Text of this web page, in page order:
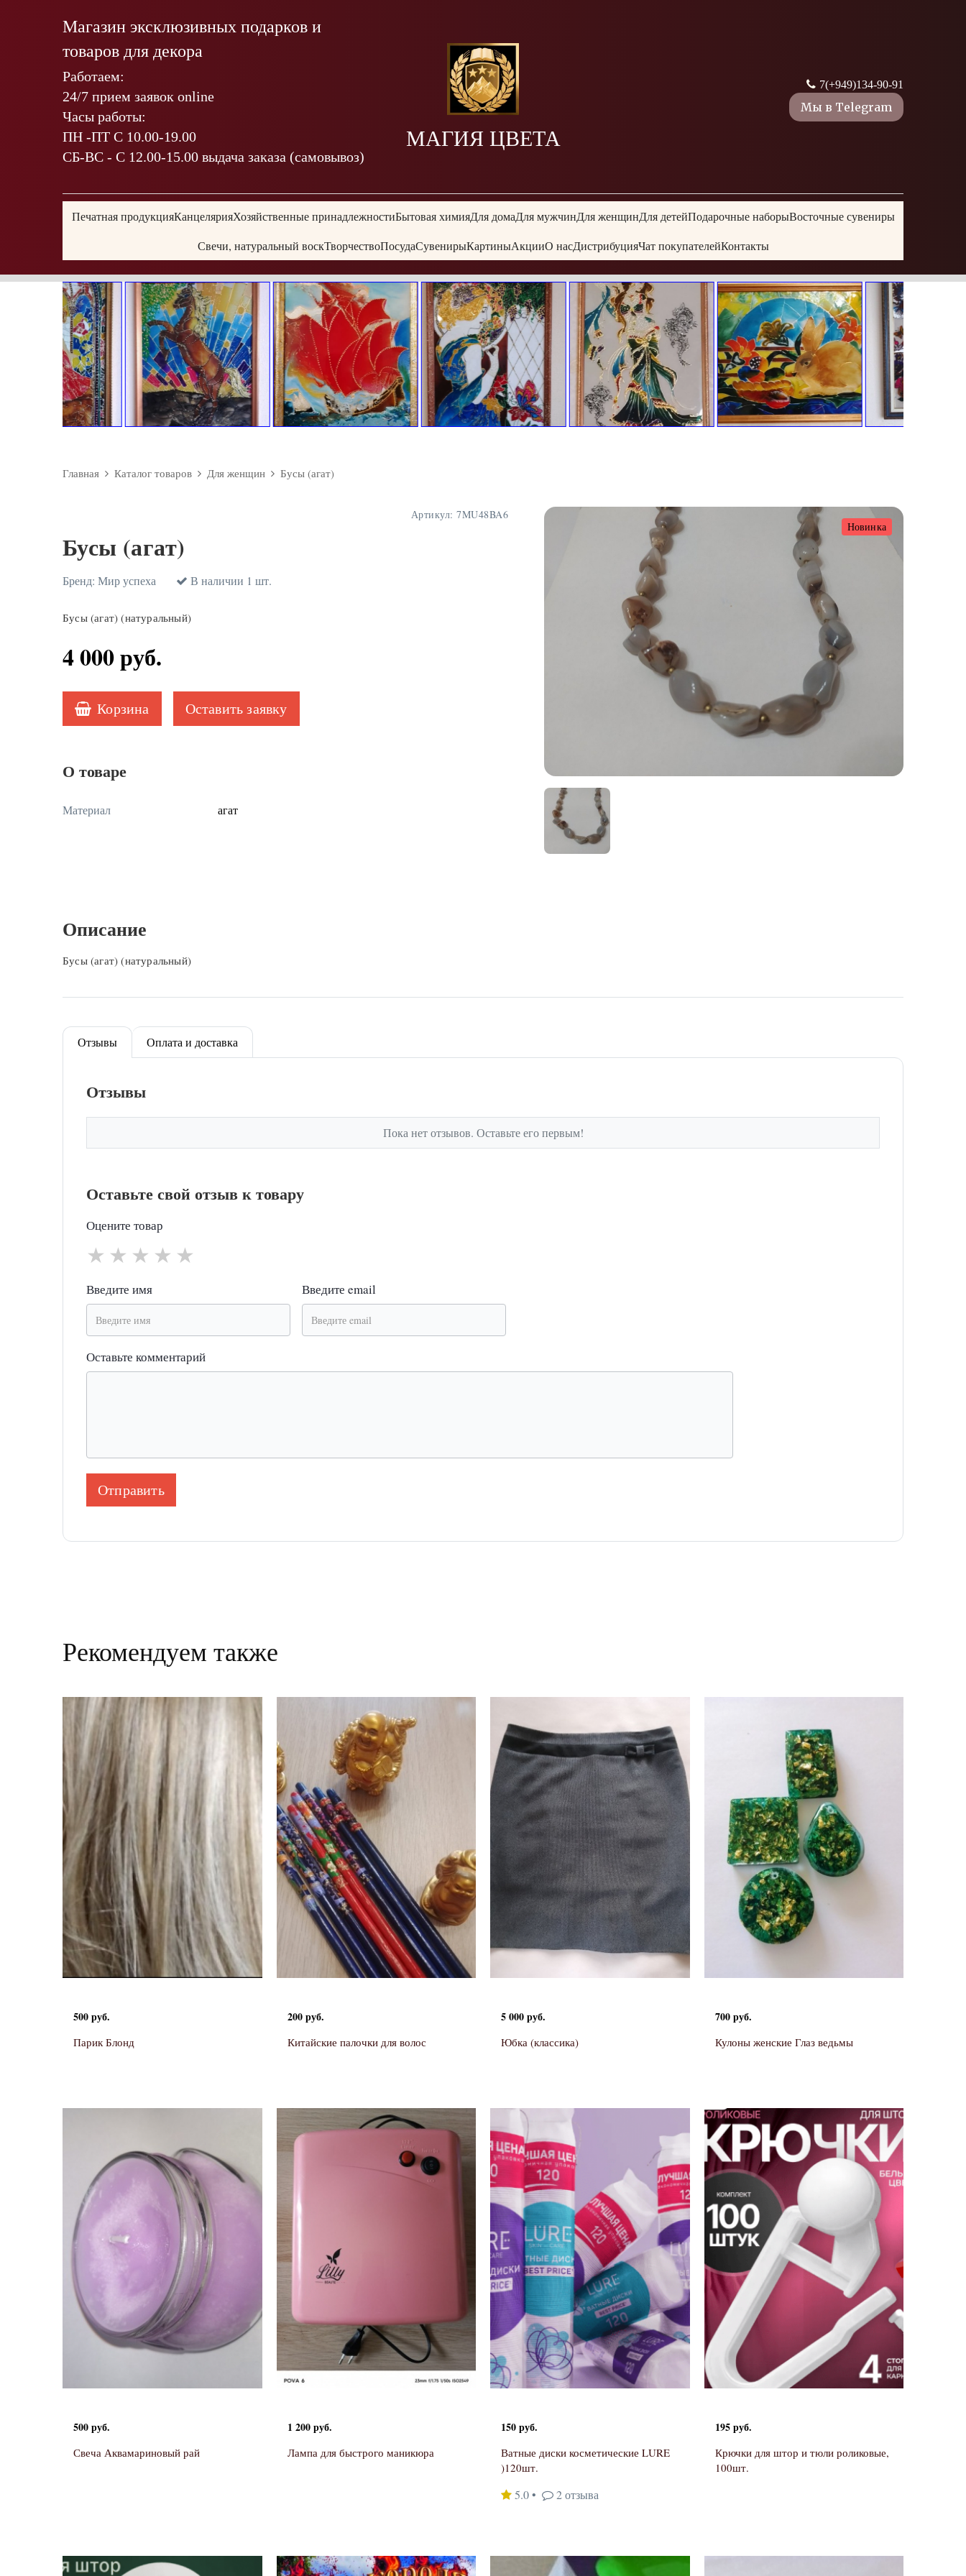
Магазин эксклюзивных подарков и
товаров для декора
Работаем:
24/7 прием заявок online
Часы работы:
ПН -ПТ С 10.00-19.00
СБ-ВС - С 12.00-15.00 выдача заказа (самовывоз)
МАГИЯ ЦВЕТА
7(+949)134-90-91
Мы в Telegram
Печатная продукцияКанцелярияХозяйственные принадлежностиБытовая химияДля домаДля мужчинДля женщинДля детейПодарочные наборыВосточные сувениры
Свечи, натуральный воскТворчествоПосудаСувенирыКартиныАкцииО насДистрибуцияЧат покупателейКонтакты
Главная Каталог товаров Для женщин Бусы (агат)
Новинка
Артикул: 7MU48BA6
Бусы (агат)
Бренд: Мир успеха В наличии 1 шт.
Бусы (агат) (натуральный)
4 000руб.
Корзина Оставить заявку
О товаре
Материал агат
Описание
Бусы (агат) (натуральный)
Отзывы Оплата и доставка
Отзывы
Пока нет отзывов. Оставьте его первым!
Оставьте свой отзыв к товару
Оцените товар
★
★
★
★
★
Введите имя Введите email
Оставьте комментарий
Отправить
Рекомендуем также
500 руб.
Парик Блонд
200 руб.
Китайские палочки для волос
5 000 руб.
Юбка (классика)
700 руб.
Кулоны женские Глаз ведьмы
500 руб.
Свеча Аквамариновый рай
1 200 руб.
Лампа для быстрого маникюра
150 руб.
Ватные диски косметические LURE
)120шт.
5.0• 2 отзыва
195 руб.
Крючки для штор и тюли роликовые,
100шт.